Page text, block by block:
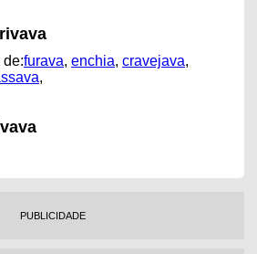
furava, enchia, cravejava,
,
PUBLICIDADE